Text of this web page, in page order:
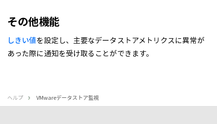
その他機能
しきい値を設定し、主要なデータストアメトリクスに異常が
あった際に通知を受け取ることができます。
ヘルプ VMwareデータストア監視